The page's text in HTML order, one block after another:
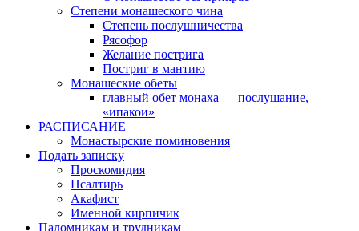
Степени монашеского чина
Степень послушничества
Рясофор
Желание пострига
Постриг в мантию
Монашеские обеты
главный обет монаха — послушание,
«ипакои»
РАСПИСАНИЕ
Монастырские поминовения
Подать записку
Проскомидия
Псалтирь
Акафист
Именной кирпичик
Паломникам и трудникам